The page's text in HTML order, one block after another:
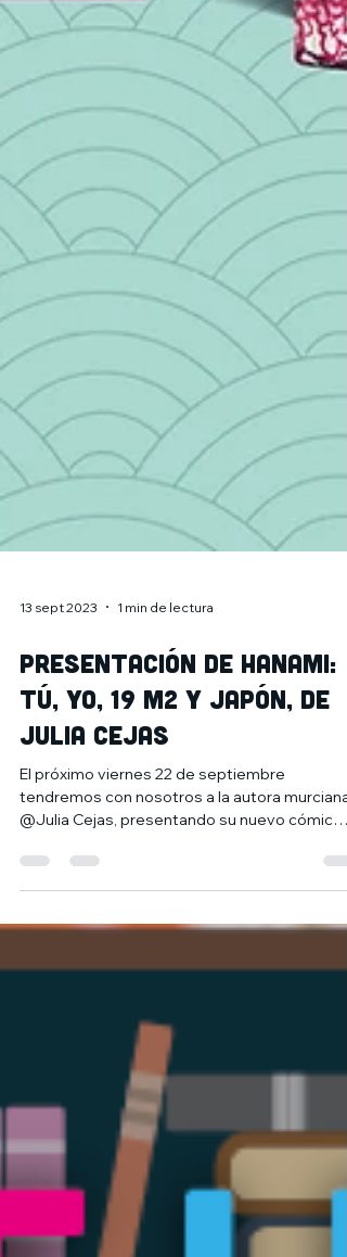
1 min de lectura
Presentación de HANAMI:
Tú, yo, 19 m2 y Japón, de
Julia Cejas
El próximo viernes 22 de septiembre
@Julia Cejas, presentando su nuevo cómic
"HANAMI. Tú, yo,...